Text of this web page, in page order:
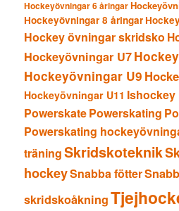
Hockeyövningar 6 åringar
Hockeyövningar 8 åringar
Hockey övningar skridsko
Hockeyövningar U7
Hockeyövningar U9
Hockeyövningar U11
PowerskatePowerskating
Powerskating
träningSkridskoteknik
hockeySnabba fötter
skridskoåkning